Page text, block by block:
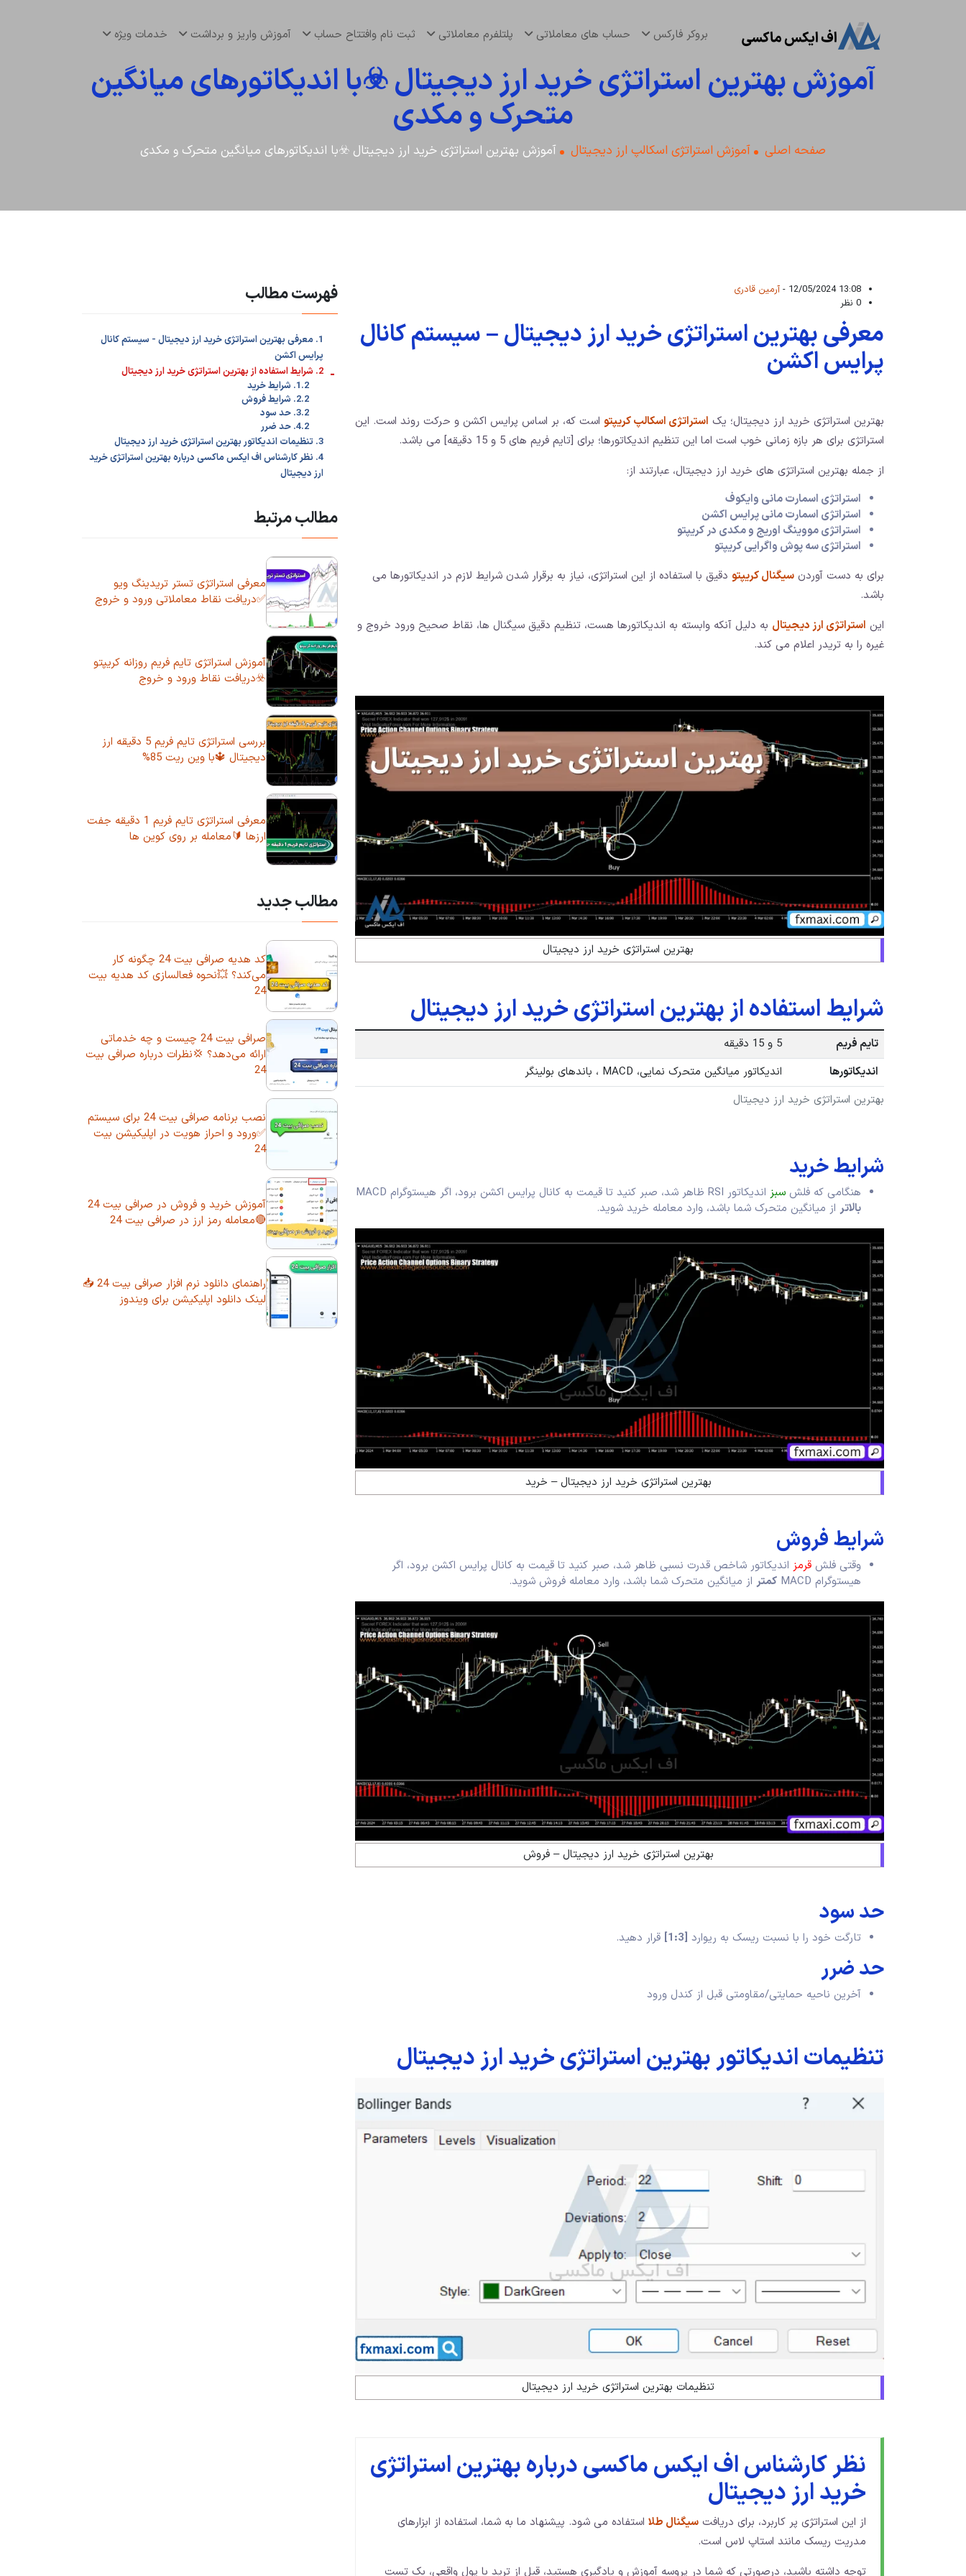
بروکر فارکس حساب های معاملاتی پلتلفرم معاملاتی ثبت نام وافتتاح حساب آموزش واریز و برداشت خدمات ویژه
آموزش بهترین استراتژی خرید ارز دیجیتال ☣️با اندیکاتورهای میانگین
متحرک و مکدی
صفحه اصلی آموزش استراتژی اسکالپ ارز دیجیتال آموزش بهترین استراتژی خرید ارز دیجیتال ☣️با اندیکاتورهای میانگین متحرک و مکدی
13:08 12/05/2024 -
آرمین قادری
0 نظر
معرفی بهترین استراتژی خرید ارز دیجیتال – سیستم کانال
پرایس اکشن
بهترین استراتژی خرید ارز دیجیتال؛ یک استراتژی اسکالپ کریپتو است که، بر اساس پرایس اکشن و حرکت روند است. این
استراتژی برای هر بازه زمانی خوب است اما این تنظیم اندیکاتورها؛ برای [تایم فریم های 5 و 15 دقیقه] می باشد.
از جمله بهترین استراتژی های خرید ارز دیجیتال، عبارتند از:
استراتژی اسمارت مانی وایکوف
استراتژی اسمارت مانی پرایس اکشن
استراتژی مووینگ اوریج و مکدی در کریپتو
استراتژی سه پوش واگرایی کریپتو
برای به دست آوردن سیگنال کریپتو دقیق با استفاده از این استراتژی، نیاز به برقرار شدن شرایط لازم در اندیکاتورها می
باشد.
این استراتژی ارز دیجیتال به دلیل آنکه وابسته به اندیکاتورها هست، تنظیم دقیق سیگنال ها، نقاط صحیح ورود خروج و
غیره را به تریدر اعلام می کند.
بهترین استراتژی خرید ارز دیجیتال
شرایط استفاده از بهترین استراتژی خرید ارز دیجیتال
بهترین استراتژی خرید ارز دیجیتال
تایم فریم
5 و 15 دقیقه
اندیکاتورها
اندیکاتور میانگین متحرک نمایی، MACD ، باندهای بولینگر
شرایط خرید
هنگامی که فلش سبز اندیکاتور RSI ظاهر شد، صبر کنید تا قیمت به کانال پرایس اکشن برود، اگر هیستوگرام MACD
بالاتر از میانگین متحرک شما باشد، وارد معامله خرید شوید.
بهترین استراتژی خرید ارز دیجیتال – خرید
شرایط فروش
وقتی فلش قرمز اندیکاتور شاخص قدرت نسبی ظاهر شد، صبر کنید تا قیمت به کانال پرایس اکشن برود، اگر
هیستوگرام MACD
کمتر از میانگین متحرک شما باشد، وارد معامله فروش شوید.
بهترین استراتژی خرید ارز دیجیتال – فروش
حد سود
تارگت خود را با نسبت ریسک به ریوارد [1:3] قرار دهید.
حد ضرر
آخرین ناحیه حمایتی/مقاومتی قبل از کندل ورود
تنظیمات اندیکاتور بهترین استراتژی خرید ارز دیجیتال
تنظیمات بهترین استراتژی خرید ارز دیجیتال
نظر کارشناس اف ایکس ماکسی درباره بهترین استراتژی
خرید ارز دیجیتال
از این استراتژی پر کاربرد، برای دریافت سیگنال طلا استفاده می شود. پیشنهاد ما به شما، استفاده از ابزارهای
مدریت ریسک مانند استاپ لاس است.
توجه داشته باشید، درصورتی که شما در پروسه آموزش و یادگیری هستید، قبل از ترید با پول واقعی، بک تست
فهرست مطالب
1. معرفی بهترین استراتژی خرید ارز دیجیتال - سیستم کانال
پرایس اکشن
2. شرایط استفاده از بهترین استراتژی خرید ارز دیجیتال -
1.2. شرایط خرید
2.2. شرایط فروش
3.2. حد سود
4.2. حد ضرر
3. تنظیمات اندیکاتور بهترین استراتژی خرید ارز دیجیتال
4. نظر کارشناس اف ایکس ماکسی درباره بهترین استراتژی خرید
ارز دیجیتال
مطالب مرتبط
معرفی استراتژی تستر تریدینگ ویو
✅دریافت نقاط معاملاتی ورود و خروج
آموزش استراتژی تایم فریم روزانه کریپتو
☣️دریافت نقاط ورود و خروج
بررسی استراتژی تایم فریم 5 دقیقه ارز
دیجیتال 🔱با وین ریت 85%
معرفی استراتژی تایم فریم 1 دقیقه جفت
ارزها 🔰معامله بر روی کوین ها
مطالب جدید
کد هدیه صرافی بیت 24 چگونه کار
می‌کند؟ 💥نحوه فعالسازی کد هدیه بیت
24
صرافی بیت 24 چیست و چه خدماتی
ارائه می‌دهد؟ 💢نظرات درباره صرافی بیت
24
نصب برنامه صرافی بیت 24 برای سیستم
✅ورود و احراز هویت در اپلیکیشن بیت
24
آموزش خرید و فروش در صرافی بیت 24
🔴معامله رمز ارز در صرافی بیت 24
راهنمای دانلود نرم افزار صرافی بیت 24 📥
لینک دانلود اپلیکیشن برای ویندوز